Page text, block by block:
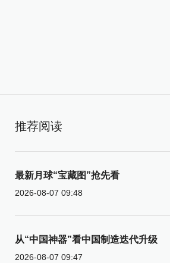
推荐阅读
最新月球“宝藏图”抢先看
2026-08-07 09:48
从“中国神器”看中国制造迭代升级
2026-08-07 09:47